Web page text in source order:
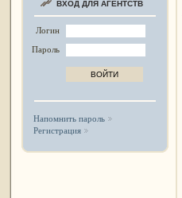
ВХОД ДЛЯ АГЕНТСТВ
Логин
Пароль
Напомнить пароль
Регистрация